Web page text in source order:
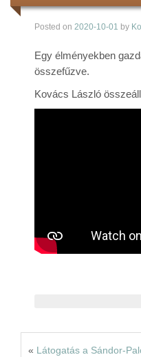
Képek
Videók
Rólunk
Posted on 2020-10-01 by
Egy élményekben
összefűzve.
Kovács László
« Látogatás a Sándor-